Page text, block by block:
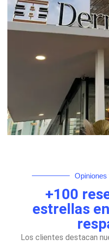
Derma Heilen
+100
estrellas
Los clientes destacan